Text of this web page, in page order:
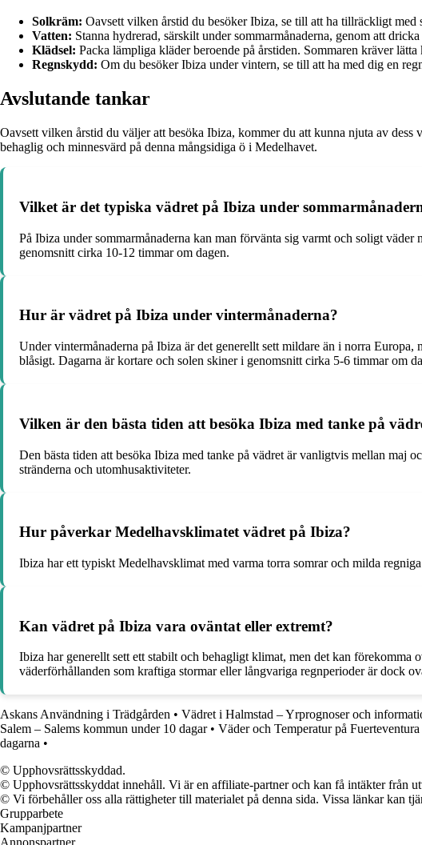
Solkräm: Oavsett vilken årstid du besöker Ibiza, se till att ha tillräckligt
Vatten: Stanna hydrerad, särskilt under sommarmånaderna, genom att
Klädsel: Packa lämpliga kläder beroende på årstiden. Sommaren kräver
Regnskydd: Om du besöker Ibiza under vintern, se till att ha med dig en
Avslutande tankar
Oavsett vilken årstid du väljer att besöka Ibiza, kommer du att kunna njuta av
behaglig och minnesvärd på denna mångsidiga ö i Medelhavet.
Vilket är det typiska vädret på Ibiza under
På Ibiza under sommarmånaderna kan man förvänta sig varmt och soligt
genomsnitt cirka 10-12 timmar om dagen.
Hur är vädret på Ibiza under vintermånaderna?
Under vintermånaderna på Ibiza är det generellt sett mildare än i norra
blåsigt. Dagarna är kortare och solen skiner i genomsnitt cirka 5-6 timmar om
Vilken är den bästa tiden att besöka Ibiza med tanke på
Den bästa tiden att besöka Ibiza med tanke på vädret är vanligtvis mellan maj
stränderna och utomhusaktiviteter.
Hur påverkar Medelhavsklimatet vädret på Ibiza?
Ibiza har ett typiskt Medelhavsklimat med varma torra somrar och milda
Kan vädret på Ibiza vara oväntat eller extremt?
Ibiza har generellt sett ett stabilt och behagligt klimat, men det kan förekomma
väderförhållanden som kraftiga stormar eller långvariga regnperioder är dock
Askans Användning i Trädgården • Vädret i Halmstad – Yrprognoser och
Salem – Salems kommun under 10 dagar• Väder och Temperatur på Fuerteventura
dagarna •
© Upphovsrättsskyddad.
© Upphovsrättsskyddat innehåll. Vi är en affiliate-partner och kan få intäkter från
© Vi förbehåller oss alla rättigheter till materialet på denna sida. Vissa länkar kan
Grupparbete
Kampanjpartner